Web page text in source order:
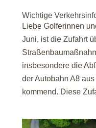
Wichtige
Liebe Golferinnen
Juni, ist die Zufahrt
insbesondere die
der Autobahn A8
kommend. Diese